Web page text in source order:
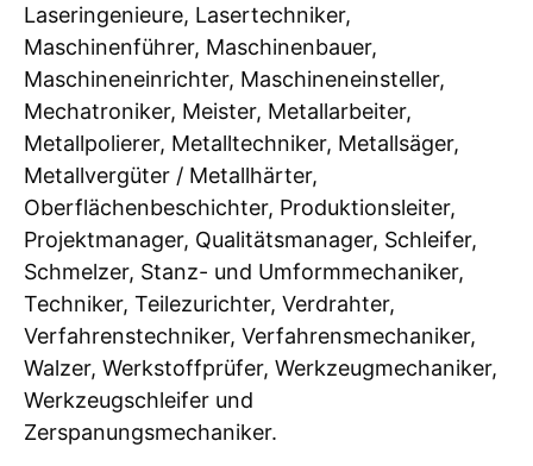
Laseringenieure, Lasertechniker,
Maschinenführer, Maschinenbauer,
Maschineneinrichter, Maschineneinsteller,
Mechatroniker, Meister, Metallarbeiter,
Metallpolierer, Metalltechniker, Metallsäger,
Metallvergüter / Metallhärter,
Oberflächenbeschichter, Produktionsleiter,
Projektmanager, Qualitätsmanager, Schleifer,
Schmelzer, Stanz- und Umformmechaniker,
Techniker, Teilezurichter, Verdrahter,
Verfahrenstechniker, Verfahrensmechaniker,
Walzer, Werkstoffprüfer, Werkzeugmechaniker,
Werkzeugschleifer und
Zerspanungsmechaniker.